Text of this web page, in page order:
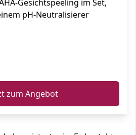
Gesichtspeeling im Set,
pH-Neutralisierer
zum Angebot